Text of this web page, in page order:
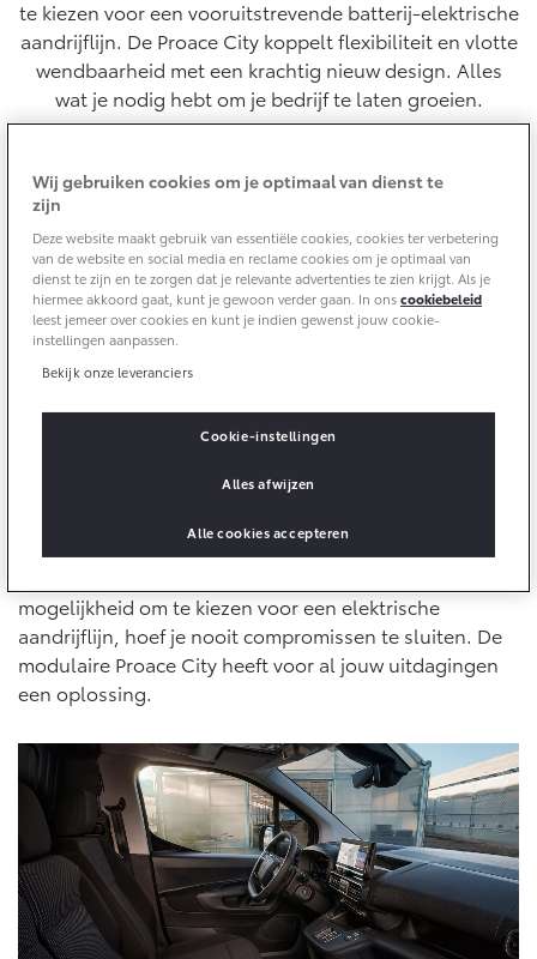
Corolla Cross
HYBRIDE
Vanaf € 39.995,-
Toyota C-HR
OOK ALS PLUG-IN
HYBRIDE
Vanaf € 36.495,-
Toyota C-HR+
BATTERIJ-ELEKTRISCH
RAV4
bZ4X
BATTERIJ-ELEKTRISCH
Vanaf € 39.995,-
bZ4X Touring
BATTERIJ-ELEKTRISCH
Vanaf € 48.995,-
Mirai
WATERSTOF-ELEKTRISCH
Proace City (excl. BTW)
OOK ALS BATTERIJ-
ELEKTRISCH
10 jaar batterijgarantie
Toyota fabrieksgarantie
Onderdelen & Accessoires
Onderdelen
Accessoires
Banden
Connected
Navigatie updates
Energie en slim laden
Verzekeren
Toyota Autoverzekering
Toyota Hybride Autoverzekering
Bedrijfswagens
Bedrijfswagens op maat
Verzekeren
te kiezen voor een vooruitstrevende batterij-elektrische
aandrijflijn. De Proace City koppelt flexibiliteit en vlotte
wendbaarheid met een krachtig nieuw design. Alles
wat je nodig hebt om je bedrijf te laten groeien.
Een Proace City voor elk bedrijf
De compacte en veelzijdige Proace City is de ideale
meest uiteenlopende taken en werkzaamheden. Met
mogelijkheid om te kiezen voor een elektrische
aandrijflijn, hoef je nooit compromissen te sluiten. De
modulaire Proace City heeft voor al jouw uitdagingen
een oplossing.
Wij gebruiken cookies om je optimaal van dienst te
zijn
Deze website maakt gebruik van essentiële cookies, cookies ter verbetering
van de website en social media en reclame cookies om je optimaal van
dienst te zijn en te zorgen dat je relevante advertenties te zien krijgt. Als je
hiermee akkoord gaat, kunt je gewoon verder gaan. In onscookiebeleid
leest jemeer over cookies en kunt je indien gewenst jouw cookie-
instellingen aanpassen.
Bekijk onze leveranciers
Cookie-instellingen
Alles afwijzen
Alle cookies accepteren